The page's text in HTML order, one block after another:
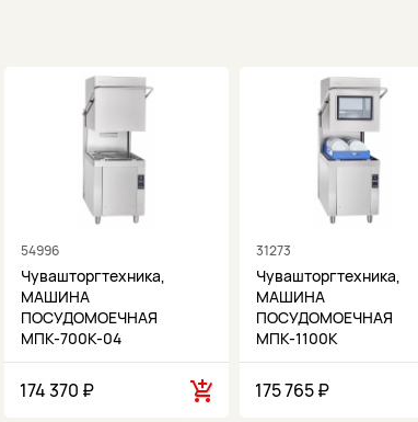
54996
Чувашторгтехника,
МАШИНА
ПОСУДОМОЕЧНАЯ
МПК-700К-04
174 370 ₽
31273
Чувашторгтехника,
МАШИНА
ПОСУДОМОЕЧНАЯ
МПК-1100К
175 765 ₽